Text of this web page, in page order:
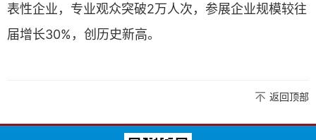
表性企业，专业观众突破2万人次，参展企业规模较往
届增长30%，创历史新高。
返回顶部